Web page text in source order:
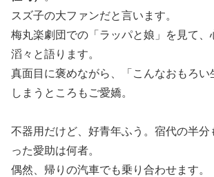
スズ子の大ファンだと言います。
梅丸楽劇団での「ラッパと娘」を見て、
滔々と語ります。
真面目に褒めながら、「こんなおもろい
しまうところもご愛嬌。
不器用だけど、好青年ふう。宿代の半分
った愛助は何者。
偶然、帰りの汽車でも乗り合わせます。